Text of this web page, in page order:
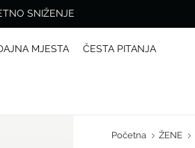
SNIŽENJE
MJESTA ČESTA PITANJA
Početna ŽENE